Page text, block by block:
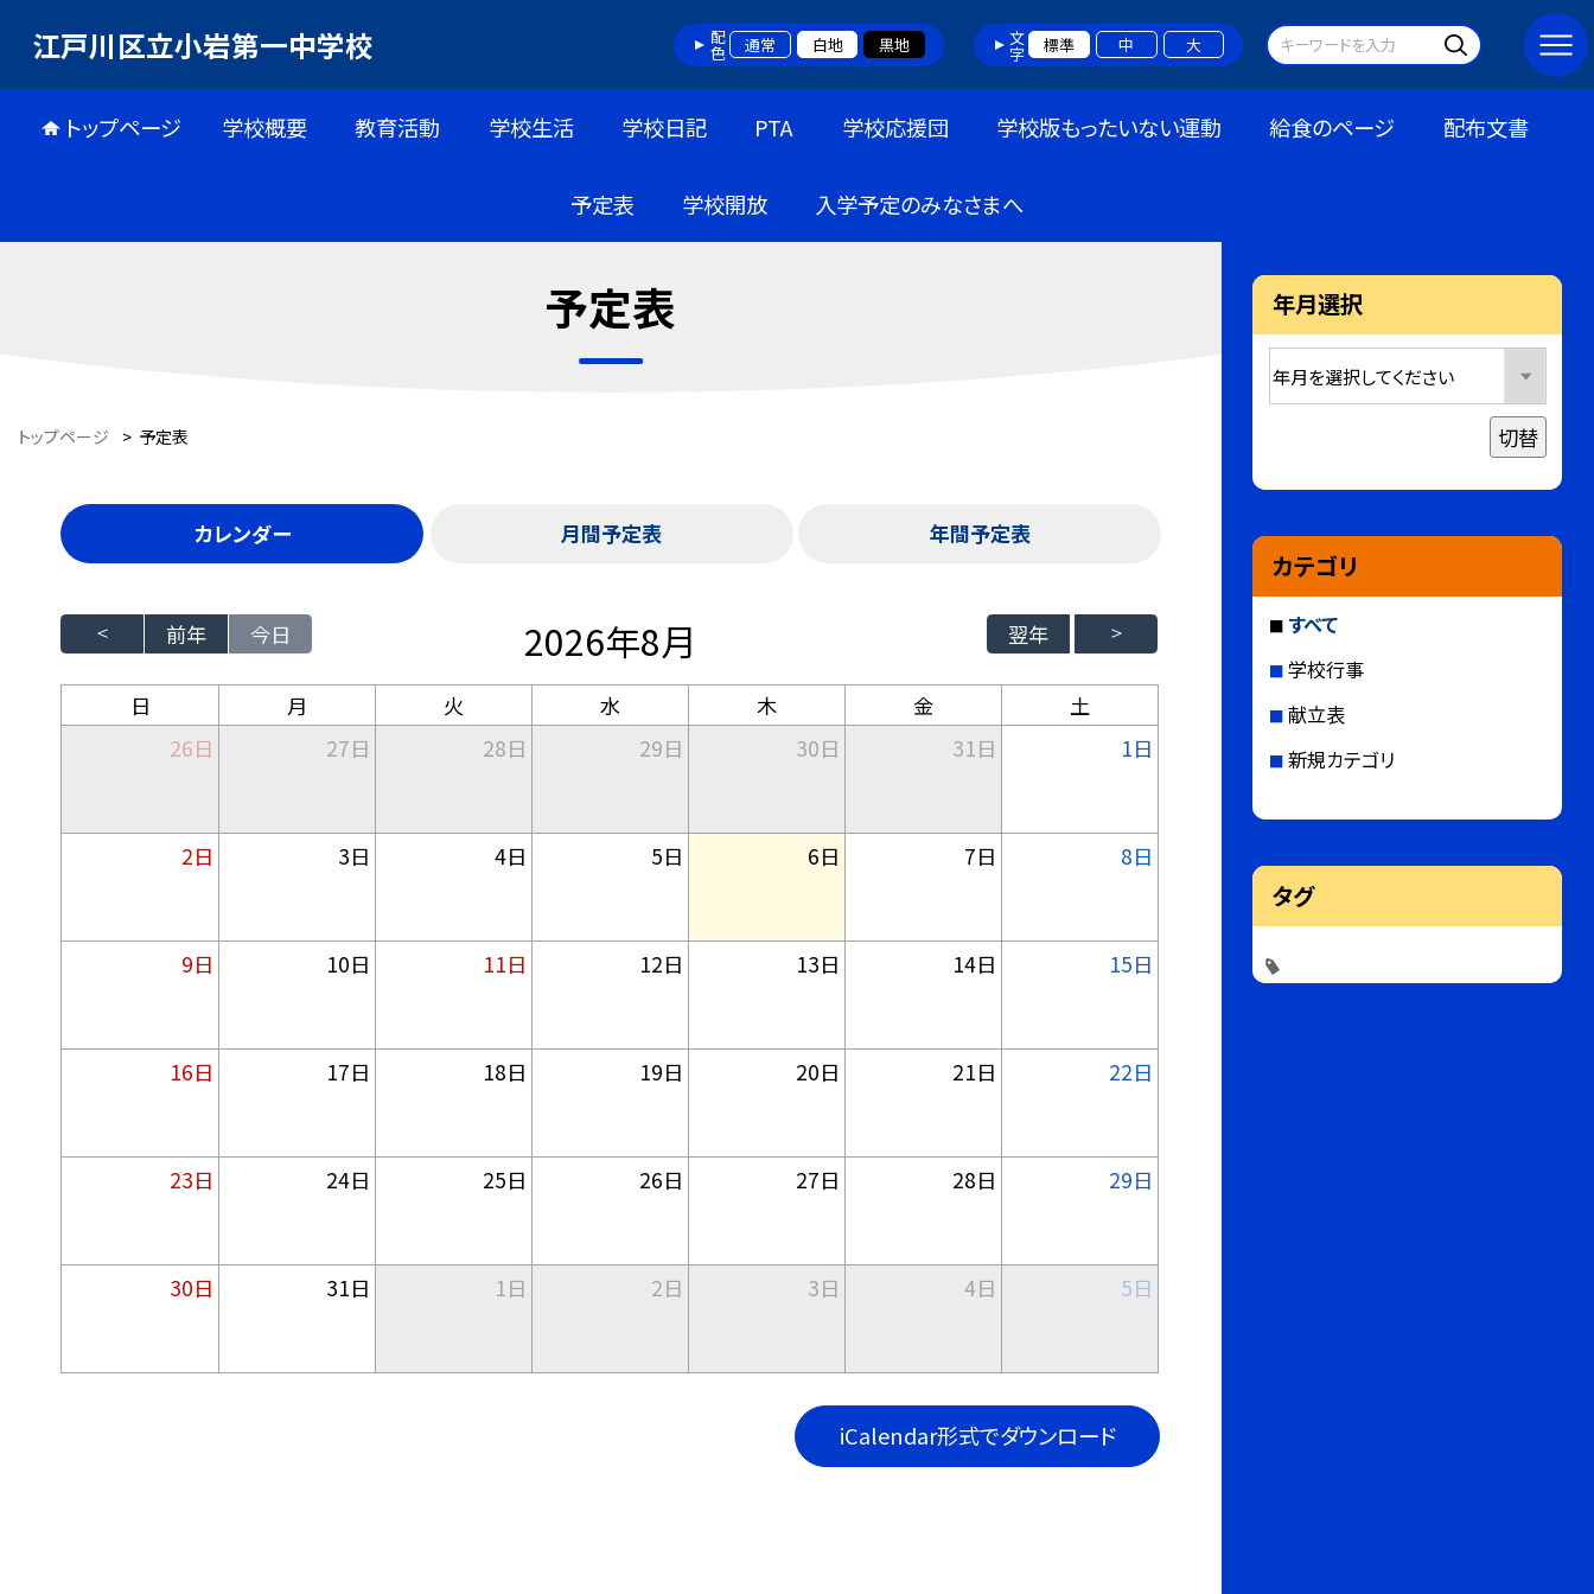
江戸川区立小岩第一中学校 配色 通常 白地 黒地 文字 標準 中 大
トップページ 学校概要 教育活動 学校生活 学校日記 PTA 学校応援団 学校版もったいない運動 給食のページ 配布文書
予定表 学校開放 入学予定のみなさまへ
予定表
トップページ > 予定表
カレンダー 月間予定表 年間予定表
前年 今日 2026年8月 翌年
日 月 火 水 木 金
土
26日
27日 28日 29日 30日 31日 1日
2日 3日 4日 5日 6日 7日 8日
9日 10日 11日 12日 13日 14日 15日
16日 17日 18日 19日 20日 21日 22日
23日 24日 25日 26日 27日 28日 29日
30日 31日 1日 2日 3日 4日 5日
iCalendar形式でダウンロード
年月選択
切替
カテゴリ
すべて
学校行事
献立表
新規カテゴリ
タグ